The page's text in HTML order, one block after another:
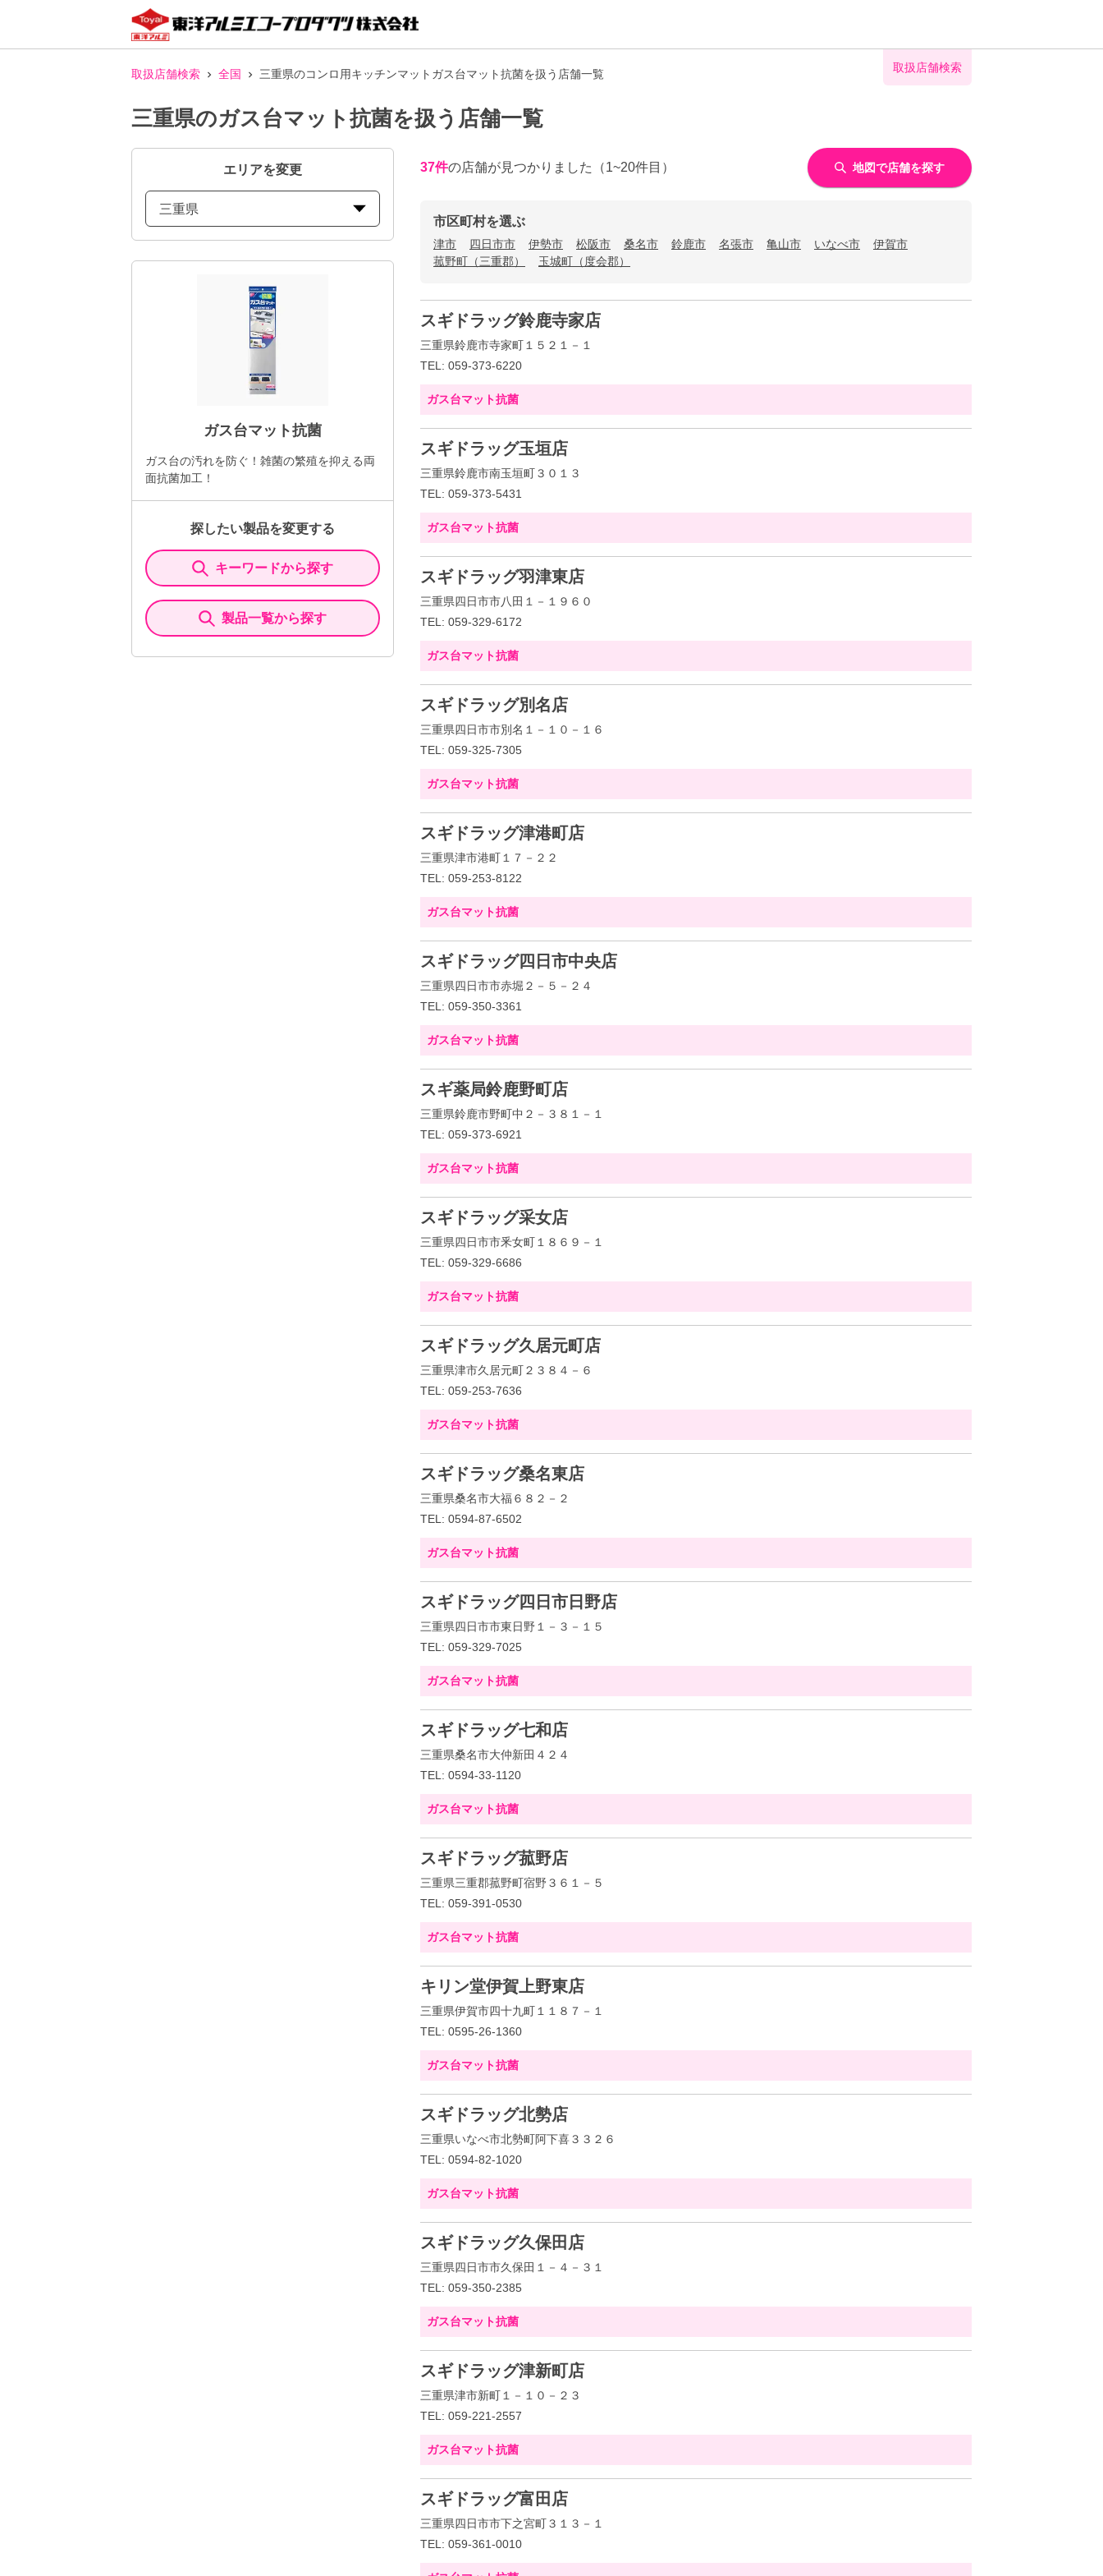
取扱店舗検索 全国 三重県のコンロ用キッチンマットガス台マット抗菌を扱う店舗一覧 取扱店舗検索
三重県のガス台マット抗菌を扱う店舗一覧
エリアを変更
三重県
ガス台マット抗菌
ガス台の汚れを防ぐ！雑菌の繁殖を抑える両
面抗菌加工！
探したい製品を変更する
キーワードから探す
製品一覧から探す
37件の店舗が見つかりました （1~20件目） 地図で店舗を探す
市区町村を選ぶ
津市 四日市市 伊勢市 松阪市 桑名市 鈴鹿市 名張市 亀山市 いなべ市
伊賀市
菰野町（三重郡）
玉城町（度会郡）
スギドラッグ鈴鹿寺家店
三重県鈴鹿市寺家町１５２１－１
TEL: 059-373-6220
ガス台マット抗菌
スギドラッグ玉垣店
三重県鈴鹿市南玉垣町３０１３
TEL: 059-373-5431
ガス台マット抗菌
スギドラッグ羽津東店
三重県四日市市八田１－１９６０
TEL: 059-329-6172
ガス台マット抗菌
スギドラッグ別名店
三重県四日市市別名１－１０－１６
TEL: 059-325-7305
ガス台マット抗菌
スギドラッグ津港町店
三重県津市港町１７－２２
TEL: 059-253-8122
ガス台マット抗菌
スギドラッグ四日市中央店
三重県四日市市赤堀２－５－２４
TEL: 059-350-3361
ガス台マット抗菌
スギ薬局鈴鹿野町店
三重県鈴鹿市野町中２－３８１－１
TEL: 059-373-6921
ガス台マット抗菌
スギドラッグ采女店
三重県四日市市釆女町１８６９－１
TEL: 059-329-6686
ガス台マット抗菌
スギドラッグ久居元町店
三重県津市久居元町２３８４－６
TEL: 059-253-7636
ガス台マット抗菌
スギドラッグ桑名東店
三重県桑名市大福６８２－２
TEL: 0594-87-6502
ガス台マット抗菌
スギドラッグ四日市日野店
三重県四日市市東日野１－３－１５
TEL: 059-329-7025
ガス台マット抗菌
スギドラッグ七和店
三重県桑名市大仲新田４２４
TEL: 0594-33-1120
ガス台マット抗菌
スギドラッグ菰野店
三重県三重郡菰野町宿野３６１－５
TEL: 059-391-0530
ガス台マット抗菌
キリン堂伊賀上野東店
三重県伊賀市四十九町１１８７－１
TEL: 0595-26-1360
ガス台マット抗菌
スギドラッグ北勢店
三重県いなべ市北勢町阿下喜３３２６
TEL: 0594-82-1020
ガス台マット抗菌
スギドラッグ久保田店
三重県四日市市久保田１－４－３１
TEL: 059-350-2385
ガス台マット抗菌
スギドラッグ津新町店
三重県津市新町１－１０－２３
TEL: 059-221-2557
ガス台マット抗菌
スギドラッグ富田店
三重県四日市市下之宮町３１３－１
TEL: 059-361-0010